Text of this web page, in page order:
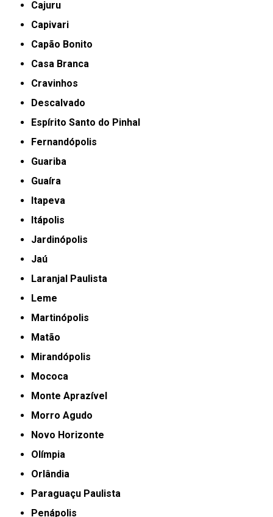
Cajuru
Capivari
Capão Bonito
Casa Branca
Cravinhos
Descalvado
Espírito Santo do Pinhal
Fernandópolis
Guariba
Guaíra
Itapeva
Itápolis
Jardinópolis
Jaú
Laranjal Paulista
Leme
Martinópolis
Matão
Mirandópolis
Mococa
Monte Aprazível
Morro Agudo
Novo Horizonte
Olímpia
Orlândia
Paraguaçu Paulista
Penápolis